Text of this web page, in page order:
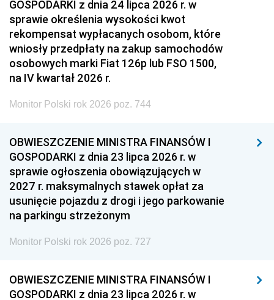
GOSPODARKI z dnia 24 lipca 2026 r. w
sprawie określenia wysokości kwot
rekompensat wypłacanych osobom, które
wniosły przedpłaty na zakup samochodów
osobowych marki Fiat 126p lub FSO 1500,
na IV kwartał 2026 r.
Monitor Polski rok 2026 poz. 744
OBWIESZCZENIE MINISTRA FINANSÓW I
GOSPODARKI z dnia 23 lipca 2026 r. w
sprawie ogłoszenia obowiązujących w
2027 r. maksymalnych stawek opłat za
usunięcie pojazdu z drogi i jego parkowanie
na parkingu strzeżonym
Monitor Polski rok 2026 poz. 727
OBWIESZCZENIE MINISTRA FINANSÓW I
GOSPODARKI z dnia 23 lipca 2026 r. w